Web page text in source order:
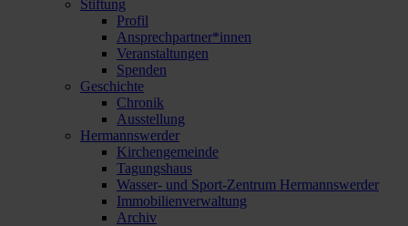
Stiftung
Profil
Ansprechpartner*innen
Veranstaltungen
Spenden
Geschichte
Chronik
Ausstellung
Hermannswerder
Kirchengemeinde
Tagungshaus
Wasser- und Sport-Zentrum Hermannswerder
Immobilienverwaltung
Archiv